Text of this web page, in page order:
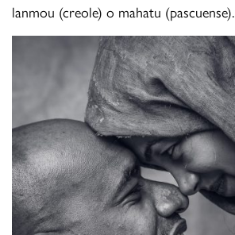
lanmou (creole) o mahatu (pascuense).